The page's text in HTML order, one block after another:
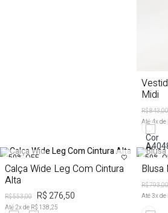
Midi
R$ 843,00
Até4x de
50% OFF
Calça Wide Leg Com Cintura
Alta
R$ 553,00 R$ 276,50
Até 2x de R$ 138,25
50%
R$ 793,00
Até3x de